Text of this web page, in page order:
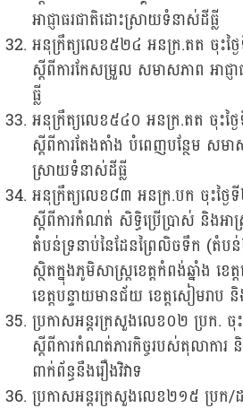
អាជ្ញាធរជាតិដោះស្រាយទំនាស់ដីធ្លី
អនុក្រឹត្យលេខ៥២៤ អនក្រ.តត ចុះថ្ងៃ
ស្តីពីការកែសម្រួល សមាសភាព អាជ្
ធ្លី
អនុក្រឹត្យលេខ៥៤០ អនក្រ.តត ចុះថ្ង
ស្តីពីការតែងតាំង បំពេញបន្ថែម សមា
ស្រាយទំនាស់ដីធ្លី
អនុក្រឹត្យលេខ៨៣ អនក្រ.បក ចុះថ្ងៃ
ស្តីពីការកំណត់ សិទ្ធិប្រើប្រាស់ និងអ
តំបន់ទ្រនាប់នៃដែនព្រៃលិចទឹក (តំ
ស្ថិតក្នុងភូមិសាស្រ្តខេត្តកំពង់ឆ្នាំង ខ
ខេត្តបន្ទាយមានជ័យ ខេត្តសៀមរាប
ប្រកាសអន្តរក្រសួងលេខ០២ ប្រក. ចុ
ស្តីពីការកំណត់ភារកិច្ចរបស់តុលាកា
ពាក់ព័ន្ធនឹងរឿងវិវាទ
ប្រកាសអន្តរក្រសួងលេខ២១៥ ប្រក/